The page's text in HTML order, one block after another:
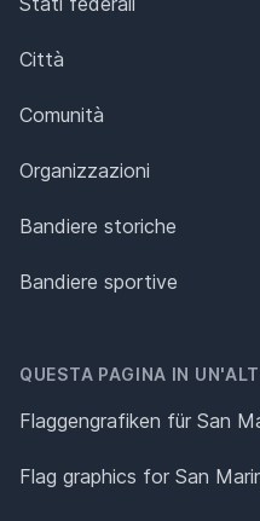
Città
Comunità
Organizzazioni
Bandiere storiche
Bandiere sportive
QUESTA PAGINA IN
Flaggengrafiken für San
Flag graphics for San